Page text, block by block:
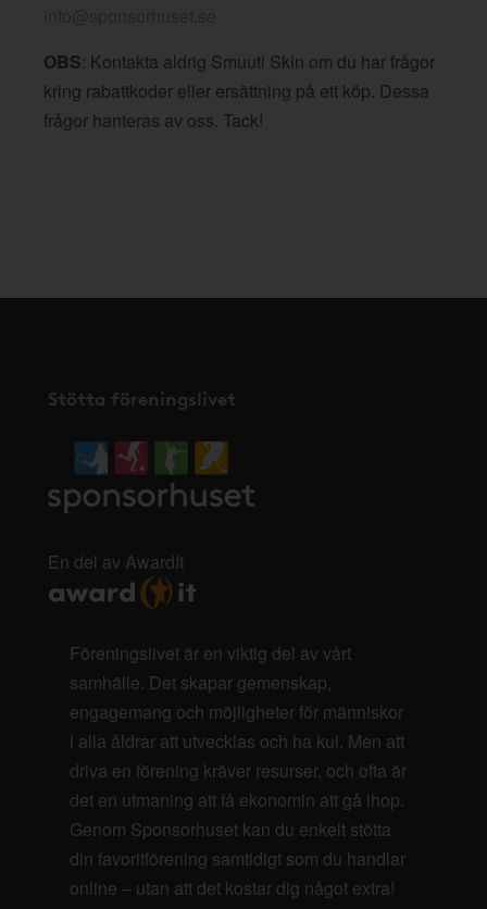
info@sponsorhuset.se
OBS: Kontakta aldrig Smuuti Skin om du har frågor
kring rabattkoder eller ersättning på ett köp. Dessa
frågor hanteras av oss. Tack!
Stötta föreningslivet
En del av AwardIt
Föreningslivet är en viktig del av vårt
samhälle. Det skapar gemenskap,
engagemang och möjligheter för människor
i alla åldrar att utvecklas och ha kul. Men att
driva en förening kräver resurser, och ofta är
det en utmaning att få ekonomin att gå ihop.
Genom Sponsorhuset kan du enkelt stötta
din favoritförening samtidigt som du handlar
online – utan att det kostar dig något extra!